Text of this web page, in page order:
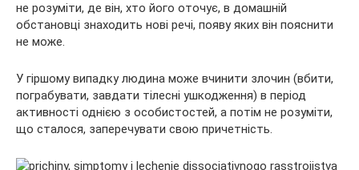
не розуміти, де він, хто його оточує, в домашній
обстановці знаходить нові речі, появу яких він пояснити
не може.
У гіршому випадку людина може вчинити злочин (вбити,
пограбувати, завдати тілесні ушкодження) в період
активності однією з особистостей, а потім не розуміти,
що сталося, заперечувати свою причетність.